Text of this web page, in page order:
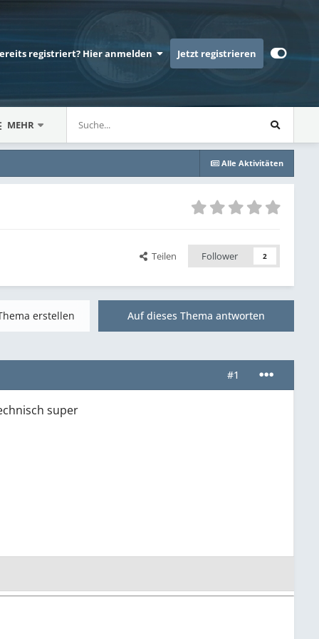
registriert? Hier anmelden Jetzt registrieren
MEHR
Alle Aktivitäten
Teilen Follower 2
Auf dieses Thema antworten
erstellen
#1
super